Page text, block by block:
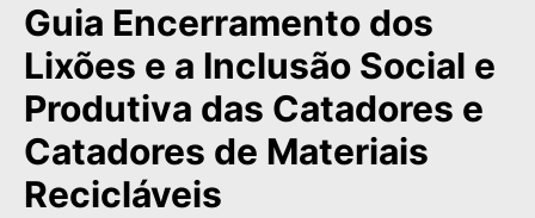
Guia Encerramento dos
Lixões e a Inclusão Social e
Produtiva das Catadores e
Catadores de Materiais
Recicláveis